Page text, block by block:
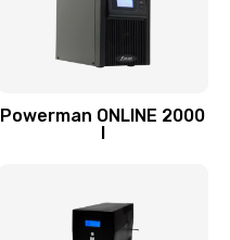
Powerman ONLINE 2000
I